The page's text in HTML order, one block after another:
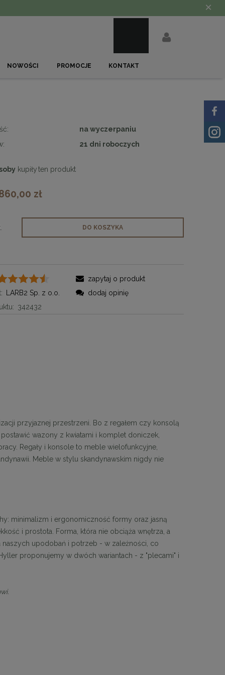
×
NOWOŚCI PROMOCJE KONTAKT
na wyczerpaniu
21 dni roboczych
kupiły ten produkt
zł
DO KOSZYKA
LARB2 Sp. z o.o.
342432
zapytaj o produkt
dodaj opinię
przyjaznej przestrzeni. Bo z regałem czy konsolą
wazony z kwiatami i komplet doniczek,
Regały i konsole to meble wielofunkcyjne,
Meble w stylu skandynawskim nigdy nie
minimalizm i ergonomiczność formy oraz jasną
i prostota. Forma, która nie obciąża wnętrza, a
naszych upodobań i potrzeb - w zależności, co
proponujemy w dwóch wariantach - z "plecami" i